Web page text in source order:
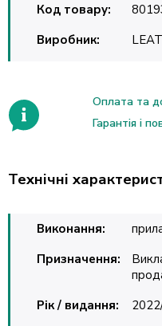
Код товару:
Виробник:
Оплата та
Гарантія і
Технічні
Виконання:
Призначення:
Рік / видання: